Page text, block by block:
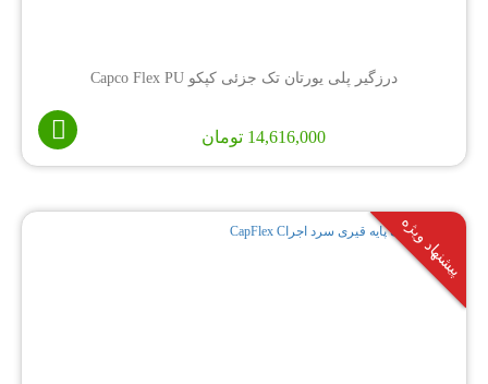
درزگیر پلی یورتان تک جزئی کپکو Capco Flex PU
14,616,000 تومان
پیشنهاد ویژه